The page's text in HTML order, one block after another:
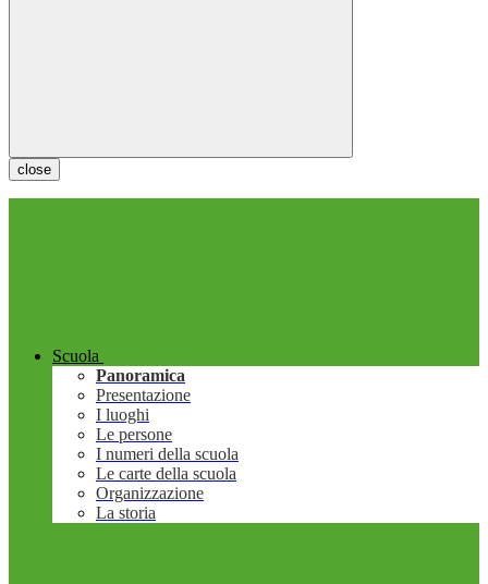
close
Scuola
Panoramica
Presentazione
I luoghi
Le persone
I numeri della scuola
Le carte della scuola
Organizzazione
La storia